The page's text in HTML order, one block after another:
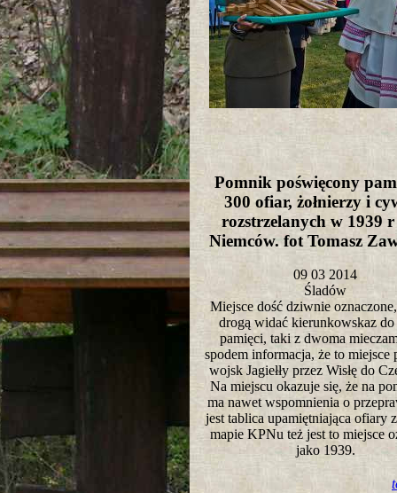
Pomnik poświęcony
300 ofiar, żołnierzy i
rozstrzelanych w 1939 r
Niemców. fot Tomasz
09 03 2014
Śladów
Miejsce dość dziwnie
drogą widać kierunkowskaz do
pamięci, taki z dwoma
spodem informacja, że to miejsce
wojsk Jagiełły przez Wisłę do
Na miejscu okazuje się, że na
ma nawet wspomnienia o
jest tablica upamiętniająca ofiary
mapie KPNu też jest to miejsce
jako 1939.